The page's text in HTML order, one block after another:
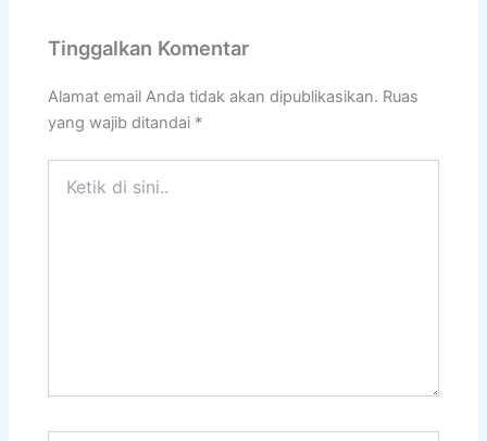
Tinggalkan Komentar
Alamat email Anda tidak akan dipublikasikan. Ruas
yang wajib ditandai *